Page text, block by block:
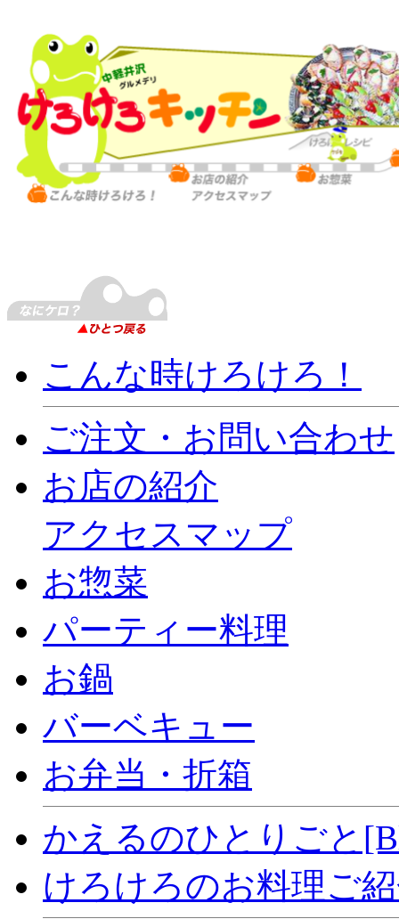
こんな時けろけろ！
ご注文・お問い合わせ
お店の紹介
アクセスマップ
お惣菜
パーティー料理
お鍋
バーベキュー
お弁当・折箱
かえるのひとりごと
けろけろのお料理ご